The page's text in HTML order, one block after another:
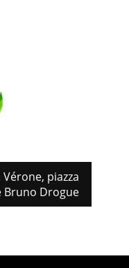
piazza
Bruno Drogue